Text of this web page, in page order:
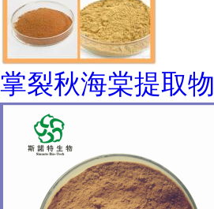
掌裂秋海棠提取物